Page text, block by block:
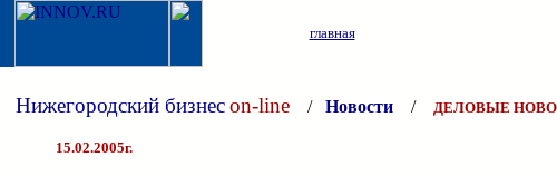
главная
Нижегородский бизнесon-line / Новости / ДЕЛОВЫЕ
15.02.2005г.